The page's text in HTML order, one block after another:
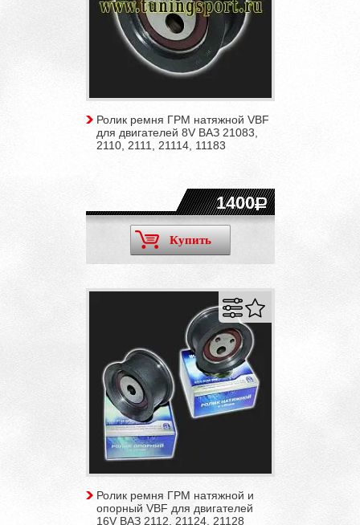
Ролик ремня ГРМ натяжной VBF
для двигателей 8V ВАЗ 21083,
2110, 2111, 21114, 11183
1400
Купить
Ролик ремня ГРМ натяжной и
опорный VBF для двигателей
16V ВАЗ 2112, 21124, 21128